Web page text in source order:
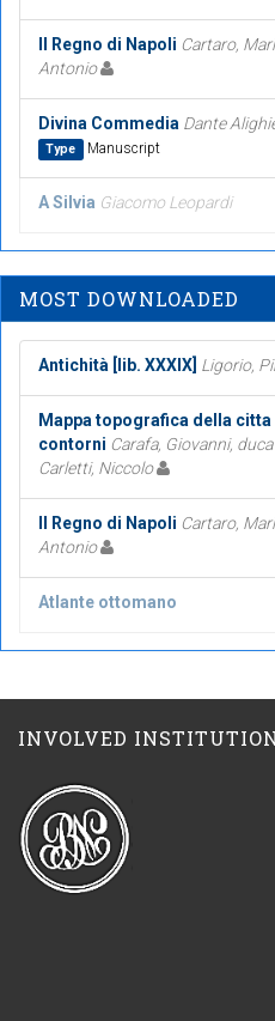
Il Regno di Napoli Cartaro,
Antonio
Divina Commedia Dante
Type Manuscript
A Silvia Giacomo Leopardi
MOST DOWNLOADED
Antichità [lib. XXXIX] Ligorio,
Mappa topografica della citta
contorni Carafa, Giovanni,
Carletti, Niccolo
Il Regno di Napoli Cartaro,
Antonio
Atlante ottomano
INVOLVED